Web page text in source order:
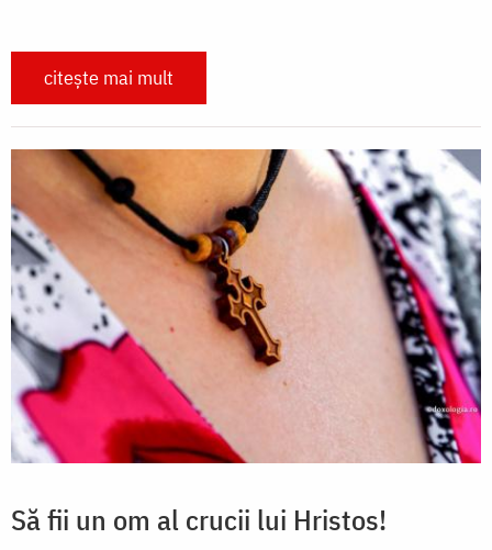
citește mai mult
Să fii un om al crucii lui Hristos!